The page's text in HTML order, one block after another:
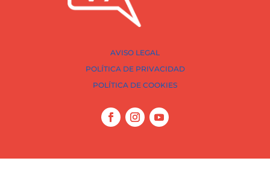
AVISO LEGAL
POLÍTICA DE PRIVACIDAD
POLÍTICA DE COOKIES